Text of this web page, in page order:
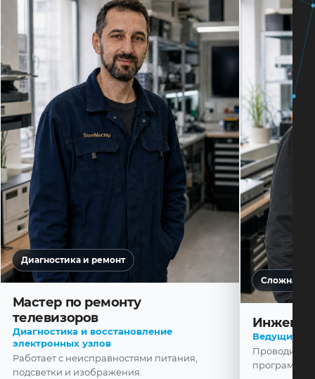
Диагностика и ремонт
Мастер по ремонту
телевизоров
Диагностика и восстановление
электронных узлов
Работает с неисправностями питания,
подсветки и изображения.
Сложная
Ведущий
Проводит